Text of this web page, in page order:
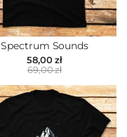
Spectrum Sounds
58,00 zł
69,00 zł